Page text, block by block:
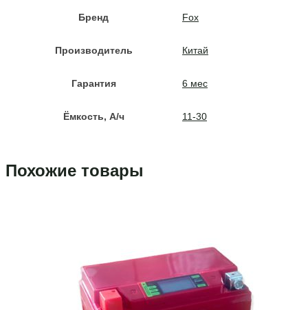
Бренд Fox
Производитель Китай
Гарантия 6 мес
Ёмкость, A/ч 11-30
Похожие товары